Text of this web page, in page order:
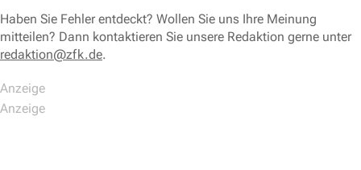
Haben Sie Fehler entdeckt? Wollen Sie uns Ihre Meinung
mitteilen? Dann kontaktieren Sie unsere Redaktion gerne unter
redaktion@zfk.de.